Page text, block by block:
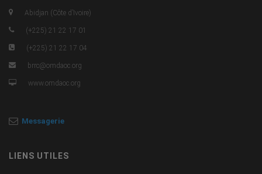
Abidjan (Côte d’Ivoire)
(+225) 21 22 17 01
(+225) 21 22 17 04
brrc@omdaoc.org
www.omdaoc.org
Messagerie
LIENS UTILES